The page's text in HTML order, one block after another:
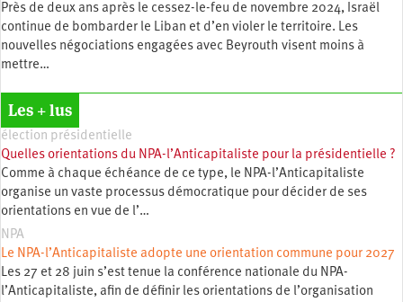
Près de deux ans après le cessez-le-feu de novembre 2024, Israël
continue de bombarder le Liban et d’en violer le territoire. Les
nouvelles négociations engagées avec Beyrouth visent moins à
mettre…
Les + lus
élection présidentielle
Quelles orientations du NPA-l’Anticapitaliste pour la présidentielle ?
Comme à chaque échéance de ce type, le NPA-l’Anticapitaliste
organise un vaste processus démocratique pour décider de ses
orientations en vue de l’…
NPA
Le NPA-l’Anticapitaliste adopte une orientation commune pour 2027
Les 27 et 28 juin s’est tenue la conférence nationale du NPA-
l’Anticapitaliste, afin de définir les orientations de l’organisation